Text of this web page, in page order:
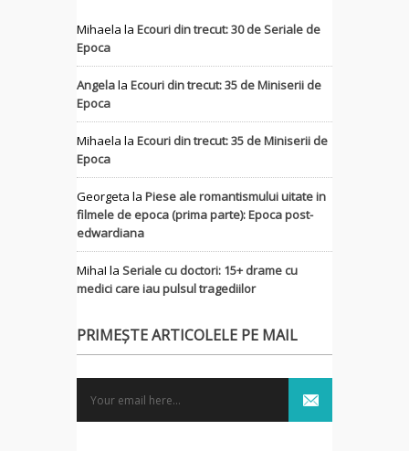
Mihaela la Ecouri din trecut: 30 de Seriale de
Epoca
Angelala Ecouri din trecut: 35 de Miniserii de
Epoca
Mihaela la Ecouri din trecut: 35 de Miniserii de
Epoca
Georgeta la Piese ale romantismului uitate in
filmele de epoca (prima parte): Epoca post-
edwardiana
MihaI la Seriale cu doctori: 15+ drame cu
medici care iau pulsul tragediilor
PRIMEȘTE ARTICOLELE PE MAIL